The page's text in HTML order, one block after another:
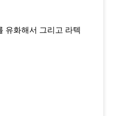
유화해서 그리고 라텍